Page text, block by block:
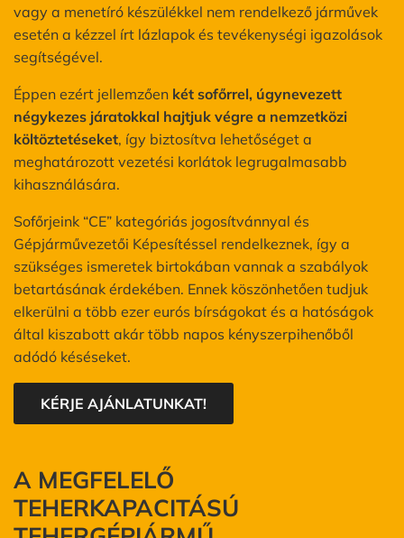
vagy a menetíró készülékkel nem rendelkező járművek
esetén a kézzel írt lázlapok és tevékenységi igazolások
segítségével.
Éppen ezért jellemzően két sofőrrel, úgynevezett
négykezes járatokkal hajtjuk végre a nemzetközi
költöztetéseket, így biztosítva lehetőséget a
meghatározott vezetési korlátok legrugalmasabb
kihasználására.
Sofőrjeink “CE” kategóriás jogosítvánnyal és
Gépjárművezetői Képesítéssel rendelkeznek, így a
szükséges ismeretek birtokában vannak a szabályok
betartásának érdekében. Ennek köszönhetően tudjuk
elkerülni a több ezer eurós bírságokat és a hatóságok
által kiszabott akár több napos kényszerpihenőből
adódó késéseket.
KÉRJE AJÁNLATUNKAT!
A MEGFELELŐ
TEHERKAPACITÁSÚ